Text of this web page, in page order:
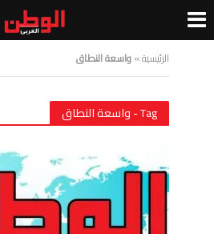
الرئيسية»واسعة النطاق
Tag - واسعة النطاق